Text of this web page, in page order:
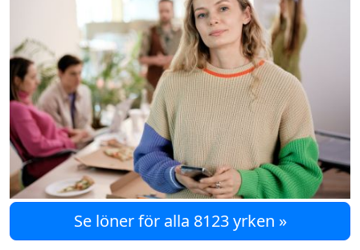
Se löner för alla 8123 yrken »